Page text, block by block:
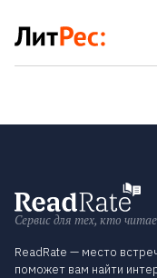
Сервис для тех, кто
ReadRate — место
поможет вам найти